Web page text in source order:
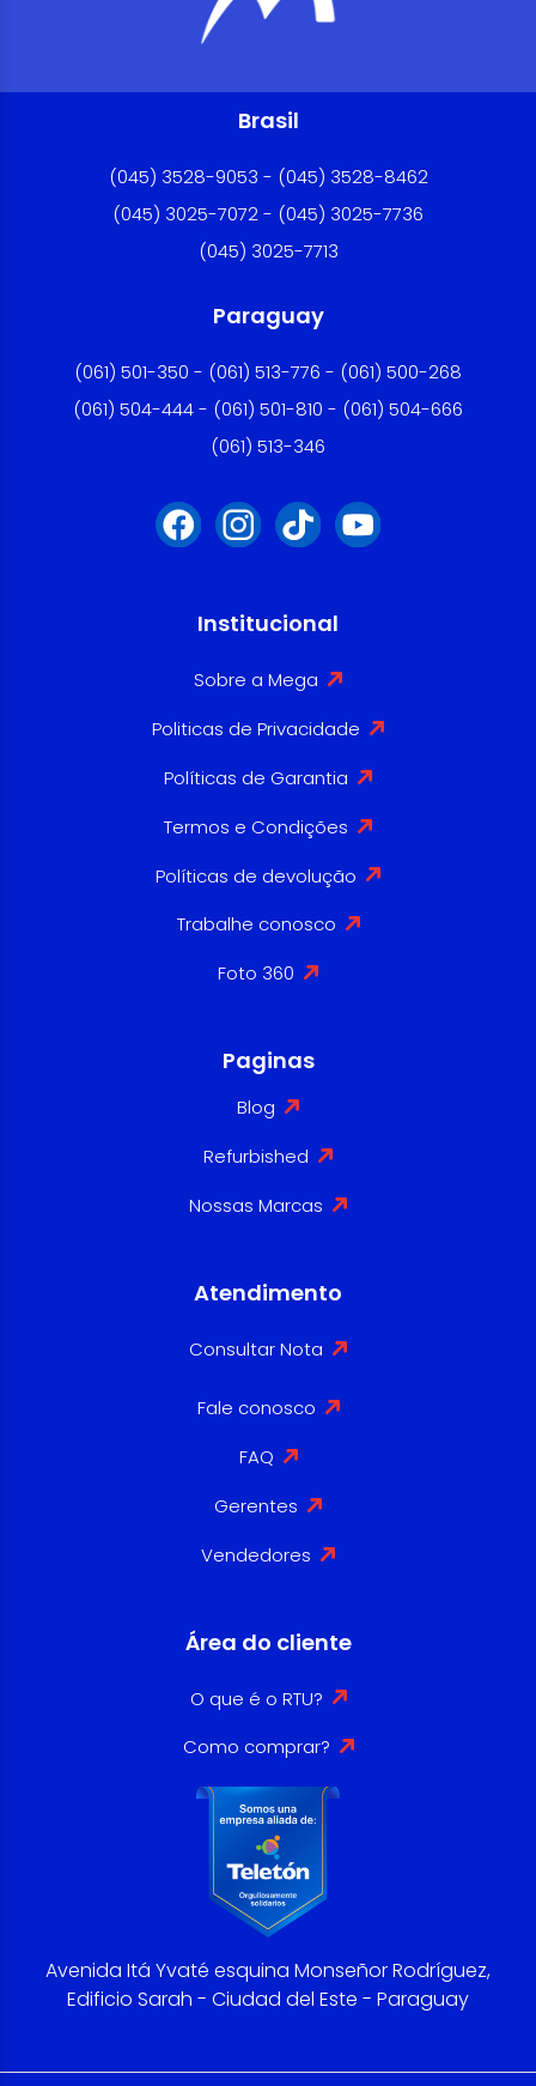
Brasil
(045) 3528-9053 - (045) 3528-8462
(045) 3025-7072 - (045) 3025-7736
(045) 3025-7713
Paraguay
(061) 501-350 - (061) 513-776 - (061) 500-268
(061) 504-444 - (061) 501-810 - (061) 504-666
(061) 513-346
Institucional
Sobre a Mega
Politicas de Privacidade
Políticas de Garantia
Termos e Condições
Políticas de devolução
Trabalhe conosco
Foto 360
Paginas
Blog
Refurbished
Nossas Marcas
Atendimento
Consultar Nota
Fale conosco
FAQ
Gerentes
Vendedores
Área do cliente
O que é o RTU?
Como comprar?
Avenida Itá Yvaté esquina Monseñor Rodríguez,
Edificio Sarah - Ciudad del Este - Paraguay